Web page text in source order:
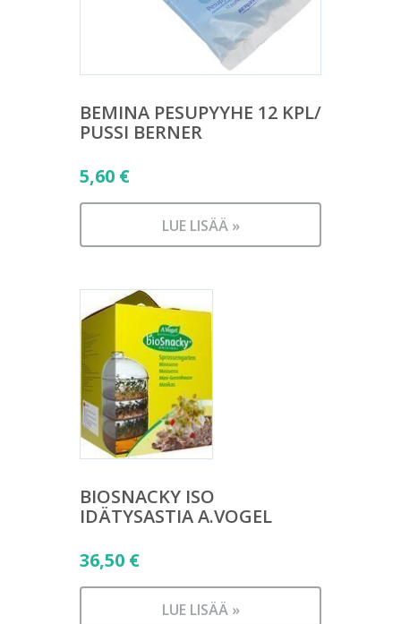
BEMINA PESUPYYHE 12 KPL/
PUSSI BERNER
5,60 €
LUE LISÄÄ »
BIOSNACKY ISO
IDÄTYSASTIA A.VOGEL
36,50 €
LUE LISÄÄ »